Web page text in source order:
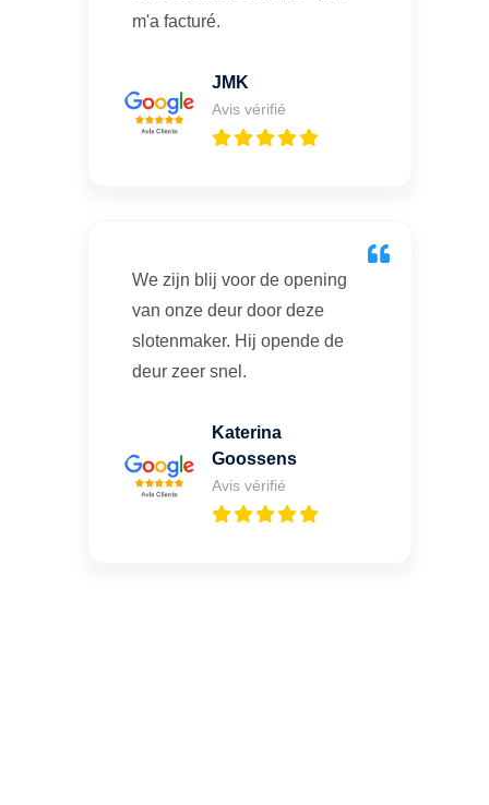
m'a facturé.
JMK
Avis vérifié
We zijn blij voor de opening
van onze deur door deze
slotenmaker. Hij opende de
deur zeer snel.
Katerina
Goossens
Avis vérifié